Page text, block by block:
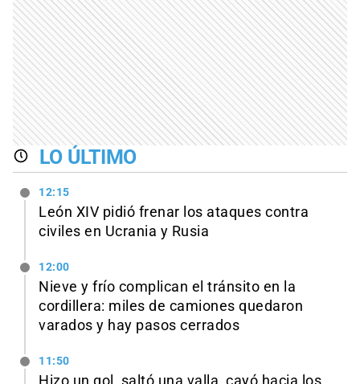
LO ÚLTIMO
12:15
León XIV pidió frenar los ataques contra
civiles en Ucrania y Rusia
12:00
Nieve y frío complican el tránsito en la
cordillera: miles de camiones quedaron
varados y hay pasos cerrados
11:50
Hizo un gol, saltó una valla, cayó hacia los